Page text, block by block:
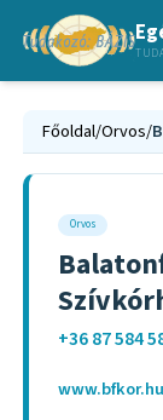
Főoldal/Orvos/
Orvos
+36 87 584
www.bfkor.hu